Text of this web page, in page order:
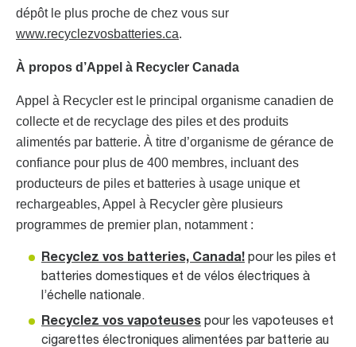
dépôt le plus proche de chez vous sur
www.recyclezvosbatteries.ca.
À propos d’Appel à Recycler Canada
Appel à Recycler est le principal organisme canadien de
collecte et de recyclage des piles et des produits
alimentés par batterie. À titre d’organisme de gérance de
confiance pour plus de 400 membres, incluant des
producteurs de piles et batteries à usage unique et
rechargeables, Appel à Recycler gère plusieurs
programmes de premier plan, notamment :
Recyclez vos batteries, Canada! pour les piles et
batteries domestiques et de vélos électriques à
l’échelle nationale.
Recyclez vos vapoteuses pour les vapoteuses et
cigarettes électroniques alimentées par batterie au